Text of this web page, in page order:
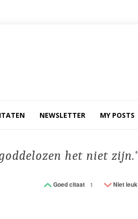
NEWSLETTER MY POSTS
het niet zijn.
Goed citaat 1 Niet leuk